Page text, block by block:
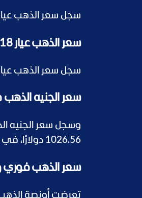
سجل سعر الذهب عيار 21 اليوم 91 دينارًا، ما يعادل نحو 128.32
سعر الذهب عيار 18 في الأردن
سجل سعر الذهب عيار 18 اليوم 78 دينارًا، ما يعادل نحو 110
سعر الجنيه الذهب
1026.56 دولارًا، في ظل إغلاق السوق بفعل العطلة الأسبوعية وتوقف البورصة العالمية للذهب.
سعر الذهب فوري
تعرضت أونصة